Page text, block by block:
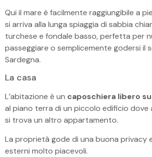
Qui il mare è facilmente raggiungibile a
si arriva alla lunga spiaggia di sabbia
turchese e fondale basso, perfetta per
passeggiare o semplicemente godersi il
Sardegna.
La casa
L’abitazione è un caposchiera libero
al piano terra di un piccolo edificio dove
si trova un altro appartamento.
La proprietà gode di una buona privacy
esterni molto piacevoli.